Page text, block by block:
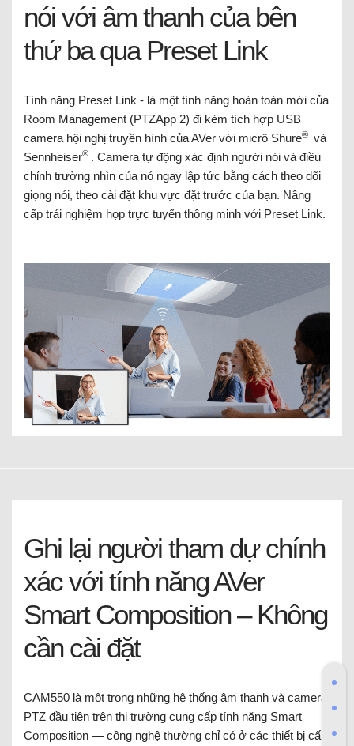
nói với âm thanh của bên
thứ ba qua Preset Link
Tính năng Preset Link - là một tính năng hoàn toàn mới của
Room Management (PTZApp 2) đi kèm tích hợp USB
camera hội nghị truyền hình của AVer với micrô Shure® và
Sennheiser® . Camera tự động xác định người nói và điều
chỉnh trường nhìn của nó ngay lập tức bằng cách theo dõi
giọng nói, theo cài đặt khu vực đặt trước của bạn. Nâng
cấp trải nghiệm họp trực tuyến thông minh với Preset Link.
Ghi lại người tham dự chính
xác với tính năng AVer
Smart Composition – Không
cần cài đặt
CAM550 là một trong những hệ thống âm thanh và camera
PTZ đầu tiên trên thị trường cung cấp tính năng Smart
Composition — công nghệ thường chỉ có ở các thiết bị cấp